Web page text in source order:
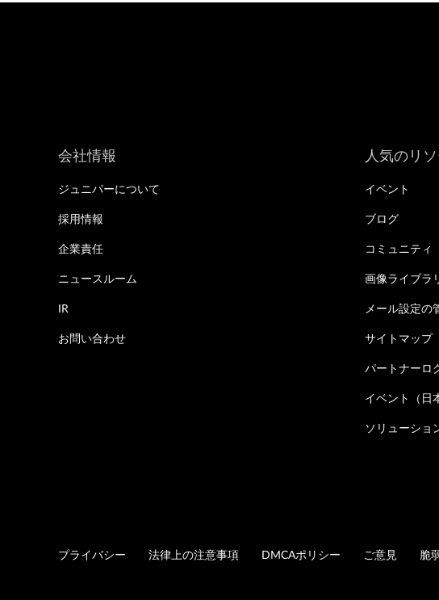
会社情報
ジュニパーについて
採用情報
企業責任
ニュースルーム
IR
お問い合わせ
人気のリ
イベント
ブログ
コミュニティ
画像ライブラ
メール設定の
サイトマップ
パートナーロ
イベント（日
ソリューショ
プライバシー 法律上の注意事項 DMCAポリシー ご意見 脆